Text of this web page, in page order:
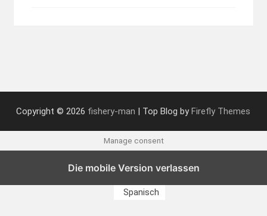
Copyright © 2026 fishery-man | Top Blog byFirefly Themes
Manage consent
Die mobile Version verlassen
Englisch Französisch Deutsch
Spanisch